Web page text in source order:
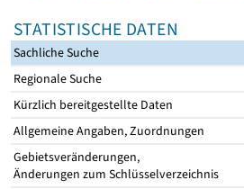
STATISTISCHE DATEN
Sachliche Suche
Regionale Suche
Kürzlich bereitgestellte Daten
Allgemeine Angaben, Zuordnungen
Gebietsveränderungen,
Änderungen zum Schlüsselverzeichnis